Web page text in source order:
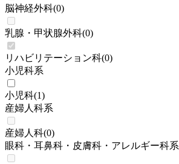
脳神経外科(0)
乳腺・甲状腺外科(0)
リハビリテーション科(0)
小児科系
小児科(1)
産婦人科系
産婦人科(0)
眼科・耳鼻科・皮膚科・アレルギー科系